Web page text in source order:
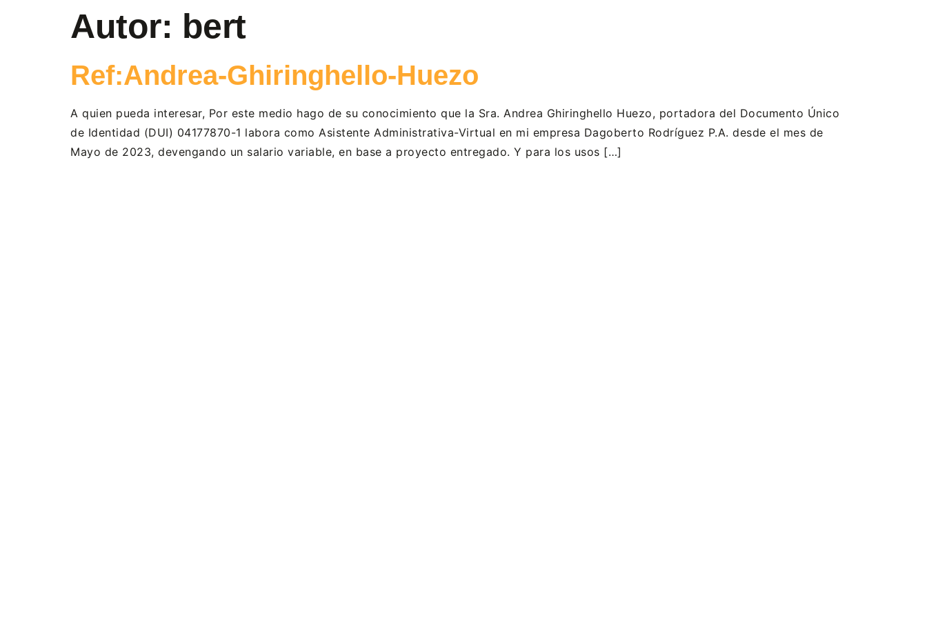
Autor: bert
Ref:Andrea-Ghiringhello-Huezo
A quien pueda interesar, Por este medio hago de su conocimiento que la Sra. Andrea Ghiringhello Huezo, portadora del Documento Único
de Identidad (DUI) 04177870-1 labora como Asistente Administrativa-Virtual en mi empresa Dagoberto Rodríguez P.A. desde el mes de
Mayo de 2023, devengando un salario variable, en base a proyecto entregado. Y para los usos […]